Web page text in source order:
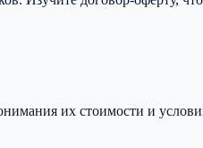
их стоимости и